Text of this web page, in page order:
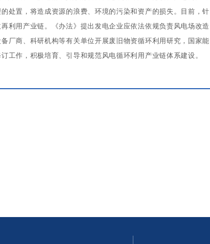
处置，将造成资源的浪费、环境的污染和资产的损失。目前，针
利用产业链。《办法》提出发电企业应依法依规负责风电场改造
厂商、科研机构等有关单位开展废旧物资循环利用研究，国家能
工作，积极培育、引导和规范风电循环利用产业链体系建设。